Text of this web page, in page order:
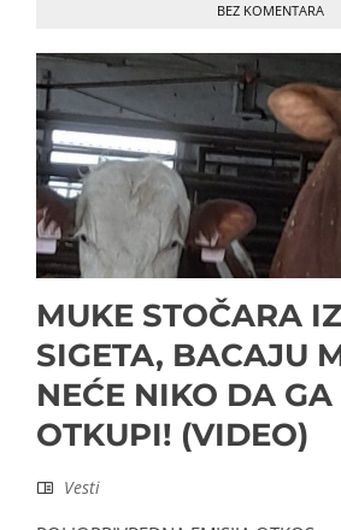
BEZ KOMENTARA
MUKE STOČARA IZ
SIGETA, BACAJU
NEĆE NIKO DA GA
OTKUPI! (VIDEO)
Vesti